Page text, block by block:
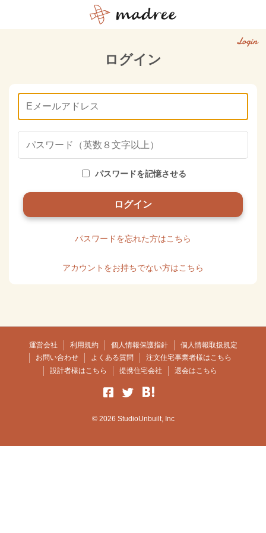
Login
ログイン
パスワードを記憶させる
パスワードを忘れた方はこちら
アカウントをお持ちでない方はこちら
運営会社 利用規約 個人情報保護指針
個人情報取扱規定
お問い合わせ
よくある質問
注文住宅事業者様はこちら
設計者様はこちら
提携住宅会社 退会はこちら
© 2026 StudioUnbuilt, Inc